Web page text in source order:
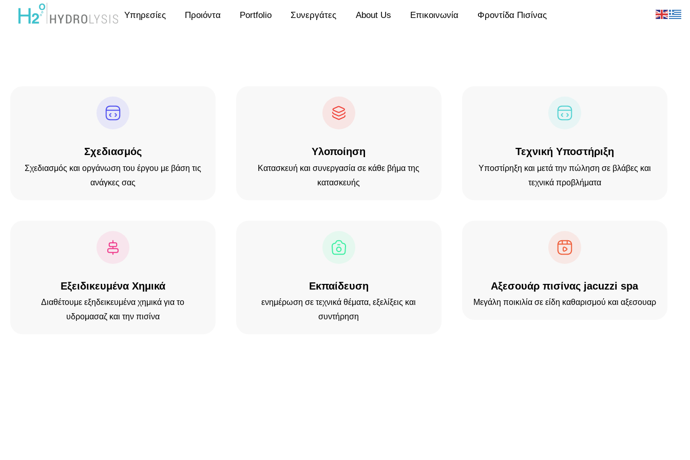
Υπηρεσίες Προιόντα Portfolio Συνεργάτες About Us Επικοινωνία Φροντίδα Πισίνας
Σχεδιασμός
Σχεδιασμός και οργάνωση του έργου με βάση τις
ανάγκες σας
Υλοποίηση
Κατασκευή και συνεργασία σε κάθε βήμα της
κατασκευής
Τεχνική Υποστήριξη
Υποστίρηξη και μετά την πώληση σε βλάβες και
τεχνικά προβλήματα
Εξειδικευμένα Χημικά
Διαθέτουμε εξηδεικευμένα χημικά για το
υδρομασαζ και την πισίνα
Εκπαίδευση
ενημέρωση σε τεχνικά θέματα, εξελίξεις και
συντήρηση
Αξεσουάρ πισίνας jacuzzi spa
Μεγάλη ποικιλία σε είδη καθαρισμού και αξεσουαρ